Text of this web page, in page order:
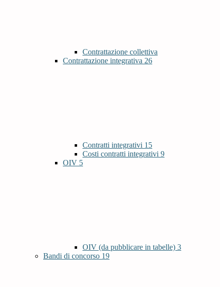
Contrattazione collettiva
Contrattazione integrativa 26
Contratti integrativi 15
Costi contratti integrativi 9
OIV 5
OIV (da pubblicare in tabelle) 3
Bandi di concorso 19